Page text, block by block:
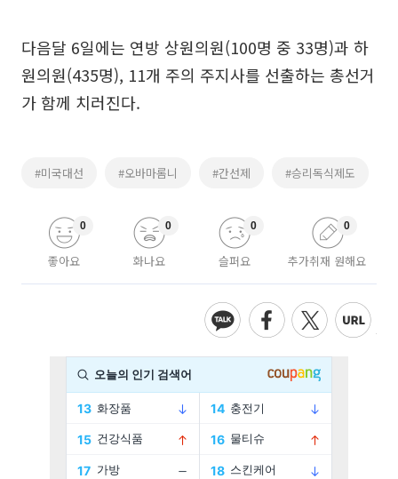
다음달 6일에는 연방 상원의원(100명 중 33명)과 하
원의원(435명), 11개 주의 주지사를 선출하는 총선거
가 함께 치러진다.
#미국대선 #오바마롬니 #간선제 #승리독식제도
좋아요
0
화나요
0
슬퍼요
0
추가취재 원해요
0